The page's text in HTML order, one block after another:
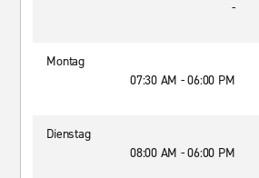
-
Montag
07:30 AM - 06:00 PM
Dienstag
08:00 AM - 06:00 PM